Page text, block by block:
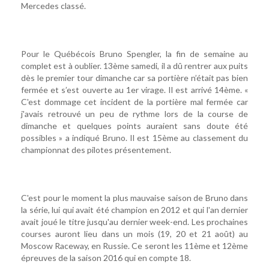
Mercedes classé.
Pour le Québécois Bruno Spengler, la fin de semaine au
complet est à oublier. 13ème samedi, il a dû rentrer aux puits
dès le premier tour dimanche car sa portière n’était pas bien
fermée et s’est ouverte au 1er virage. Il est arrivé 14ème. «
C'est dommage cet incident de la portière mal fermée car
j'avais retrouvé un peu de rythme lors de la course de
dimanche et quelques points auraient sans doute été
possibles » a indiqué Bruno. Il est 15ème au classement du
championnat des pilotes présentement.
C'est pour le moment la plus mauvaise saison de Bruno dans
la série, lui qui avait été champion en 2012 et qui l'an dernier
avait joué le titre jusqu'au dernier week-end. Les prochaines
courses auront lieu dans un mois (19, 20 et 21 août) au
Moscow Raceway, en Russie. Ce seront les 11ème et 12ème
épreuves de la saison 2016 qui en compte 18.